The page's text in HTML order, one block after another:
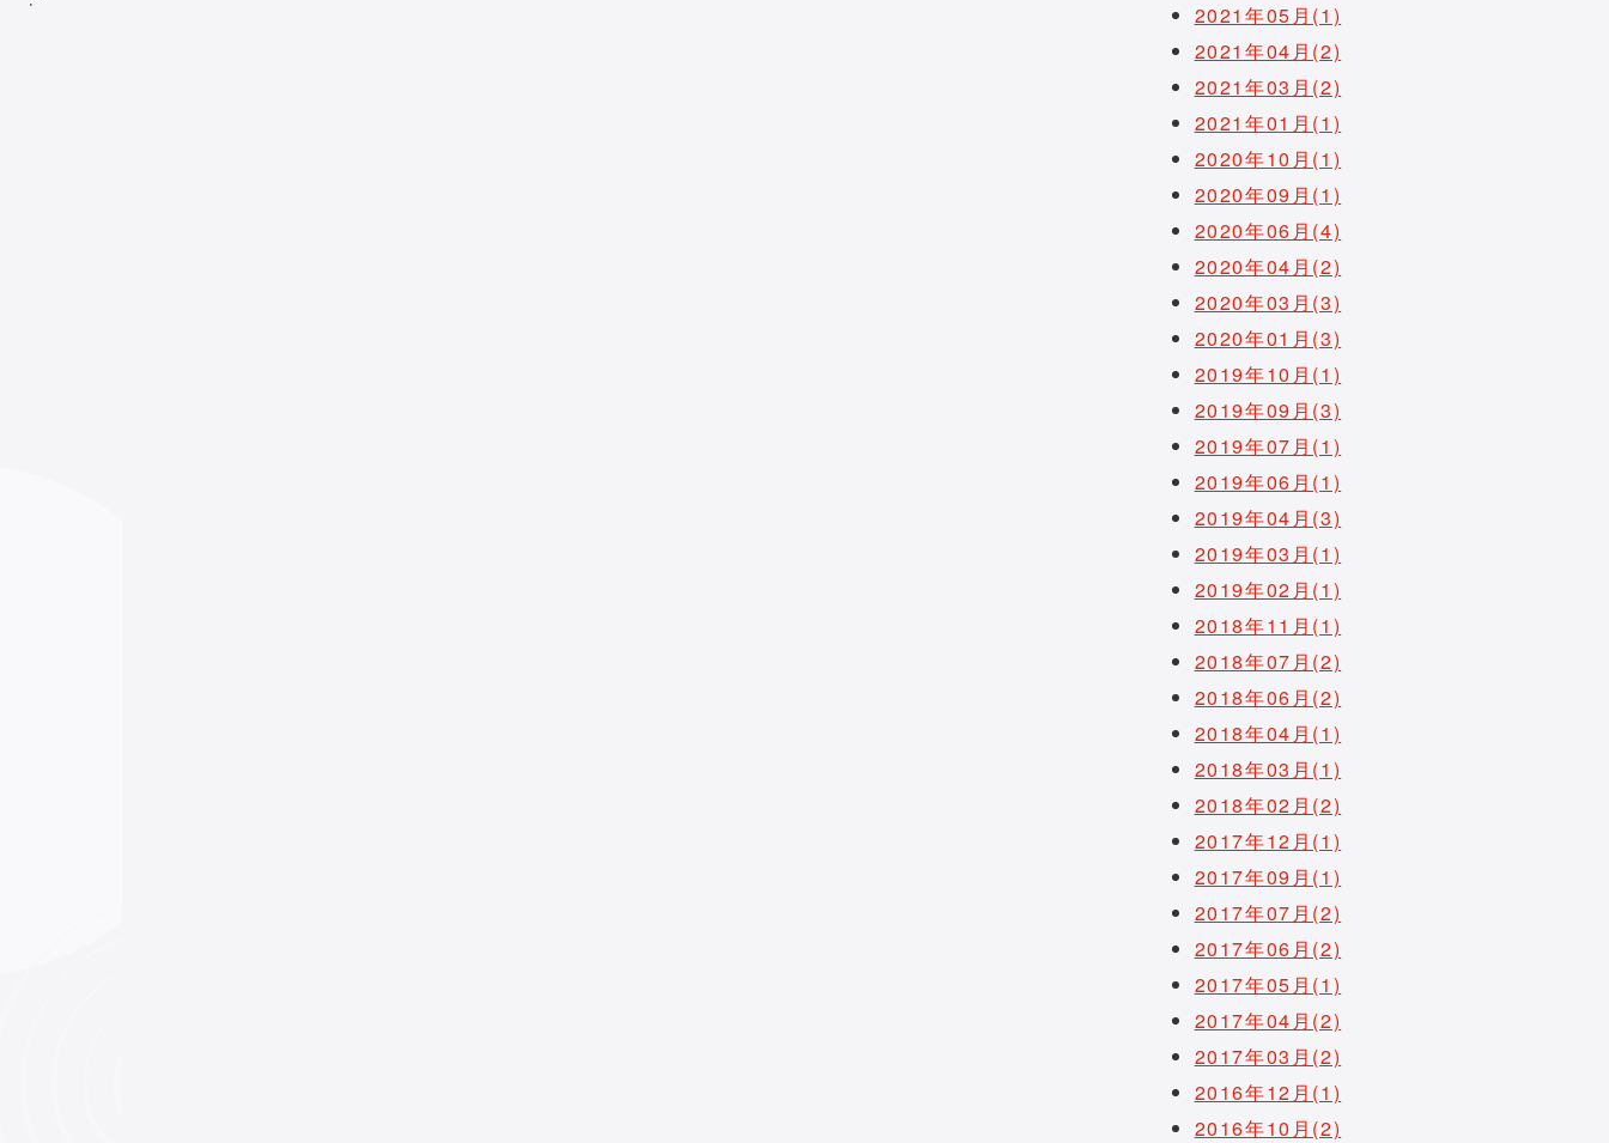
2021年05月(1)
2021年04月(2)
2021年03月(2)
2021年01月(1)
2020年10月(1)
2020年09月(1)
2020年06月(4)
2020年04月(2)
2020年03月(3)
2020年01月(3)
2019年10月(1)
2019年09月(3)
2019年07月(1)
2019年06月(1)
2019年04月(3)
2019年03月(1)
2019年02月(1)
2018年11月(1)
2018年07月(2)
2018年06月(2)
2018年04月(1)
2018年03月(1)
2018年02月(2)
2017年12月(1)
2017年09月(1)
2017年07月(2)
2017年06月(2)
2017年05月(1)
2017年04月(2)
2017年03月(2)
2016年12月(1)
2016年10月(2)